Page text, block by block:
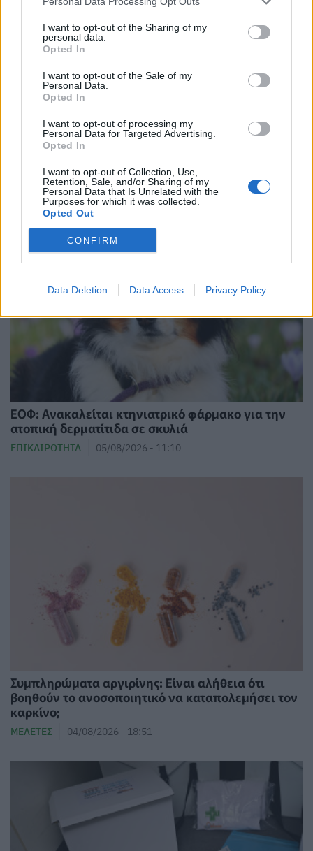
I want to opt-out of the Sharing of my
personal data.
Opted In
I want to opt-out of the Sale of my
Personal Data.
Opted In
I want to opt-out of processing my
Personal Data for Targeted Advertising.
Opted In
I want to opt-out of Collection, Use,
Retention, Sale, and/or Sharing of my
Personal Data that Is Unrelated with the
Purposes for which it was collected.
Opted Out
CONFIRM
Data Deletion Data Access Privacy Policy
προστάτη: Ανακοινώθηκε νέα
θεραπευτική αντιμετώπιση στην
ASCO 2026
ΣΧΕΤΙΚΑ ΑΡΘΡΑ
ΕΟΦ: Ανακαλείται κτηνιατρικό φάρμακο για την
ατοπική δερματίτιδα σε σκυλιά
ΕΠΙΚΑΙΡΌΤΗΤΑ 05/08/2026 - 11:10
⁠Συμπληρώματα αργιρίνης: Είναι αλήθεια ότι
βοηθούν το ανοσοποιητικό να καταπολεμήσει τον
καρκίνο;
ΜΕΛΈΤΕΣ 04/08/2026 - 18:51